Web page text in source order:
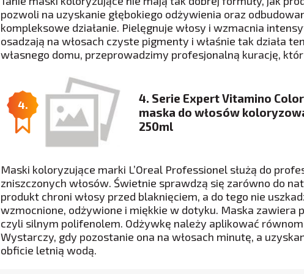
pozwoli na uzyskanie głębokiego odżywienia oraz
kompleksowe działanie. Pielęgnuje włosy i wzmacnia
osadzają na włosach czyste pigmenty i właśnie tak działa
własnego domu, przeprowadzimy profesjonalną kurację,
4.
4. Serie Expert Vitamino
maska do włosów
250ml
Maski koloryzujące marki L’Oreal Professionel służą do
zniszczonych włosów. Świetnie sprawdzą się zarówno do
produkt chroni włosy przed blaknięciem, a do tego nie
wzmocnione, odżywione i miękkie w dotyku. Maska
czyli silnym polifenolem. Odżywkę należy aplikować
Wystarczy, gdy pozostanie ona na włosach minutę, a
obficie letnią wodą.